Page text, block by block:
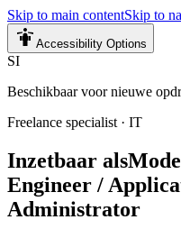
Skip to main contentSkip to
Accessibility Options
SI
Beschikbaar voor nieuwe
Freelance specialist · IT
Inzetbaar als
Engineer /
Administrator